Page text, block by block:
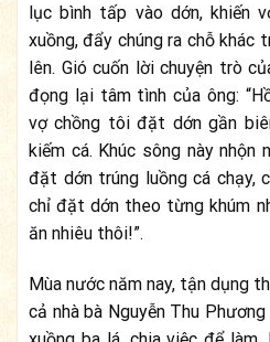
lục bình tấp vào dớn, khiến
xuồng, đẩy chúng ra chỗ
lên. Gió cuốn lời chuyện trò
đọng lại tâm tình của ông:
vợ chồng tôi đặt dớn gần
kiếm cá. Khúc sông này nhộn
đặt dớn trúng luồng cá chạy,
chỉ đặt dớn theo từng khúm
ăn nhiêu thôi!”.
Mùa nước năm nay, tận dụng
cả nhà bà Nguyễn Thu